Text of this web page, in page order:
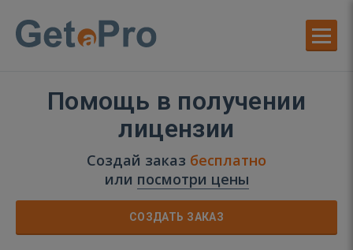
Помощь в получении
лицензии
Создай заказ бесплатно
или посмотри цены
СОЗДАТЬ ЗАКАЗ